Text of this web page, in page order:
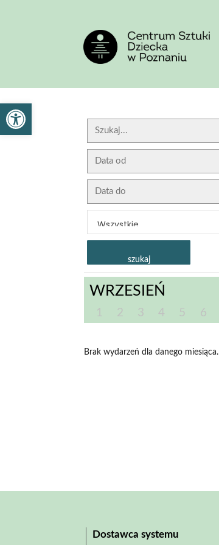
Otwórz pasek narzędzi
<'
WRZESIEŃ
1 2 3 4 5 6
Brak wydarzeń dla danego miesiąca.
Dostawca systemu